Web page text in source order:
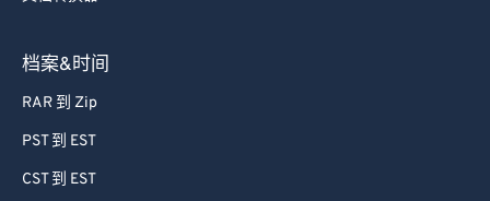
档案&时间
RAR 到 Zip
PST 到 EST
CST 到 EST